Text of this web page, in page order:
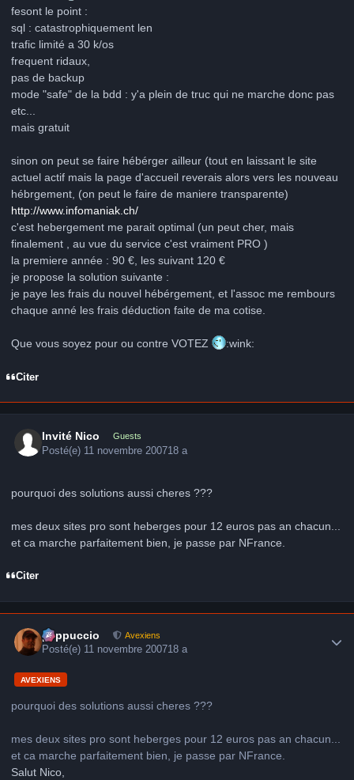
fesont le point :
sql : catastrophiquement len
trafic limité a 30 k/os
frequent ridaux,
pas de backup
mode "safe" de la bdd : y'a plein de truc qui ne marche donc pas
etc...
mais gratuit
sinon on peut se faire hébérger ailleur (tout en laissant le site
actuel actif mais la page d'accueil reverais alors vers les nouveau
hébrgement, (on peut le faire de maniere transparente)
http://www.infomaniak.ch/
c'est hebergement me parait optimal (un peut cher, mais
finalement , au vue du service c'est vraiment PRO )
la premiere année : 90 €, les suivant 120 €
je propose la solution suivante :
je paye les frais du nouvel hébérgement, et l'assoc me rembours
chaque anné les frais déduction faite de ma cotise.
Que vous soyez pour ou contre VOTEZ :wink:
Citer
Invité Nico Guests
Posté(e) 11 novembre 200718 a
pourquoi des solutions aussi cheres ???
mes deux sites pro sont heberges pour 12 euros pas an chacun...
et ca marche parfaitement bien, je passe par NFrance.
Citer
peppuccio Avexiens
Posté(e) 11 novembre 200718 a
AVEXIENS
pourquoi des solutions aussi cheres ???
mes deux sites pro sont heberges pour 12 euros pas an chacun...
et ca marche parfaitement bien, je passe par NFrance.
Salut Nico,